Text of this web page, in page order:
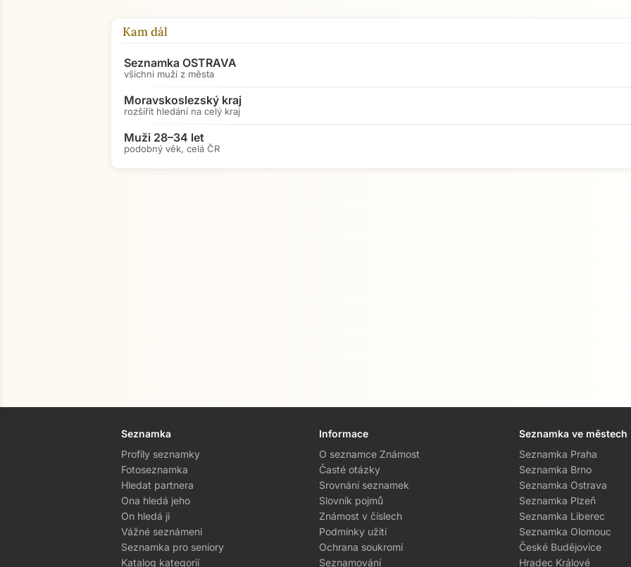
Kam dál
Seznamka OSTRAVA
všichni muži z města
Moravskoslezský kraj
rozšířit hledání na celý kraj
Muži 28–34 let
podobný věk, celá ČR
Seznamka
Profily seznamky
Fotoseznamka
Hledat partnera
Ona hledá jeho
On hledá ji
Vážné seznámení
Seznamka pro seniory
Katalog kategorií
Informace
O seznamce Známost
Časté otázky
Srovnání seznamek
Slovník pojmů
Známost v číslech
Podmínky užití
Ochrana soukromí
Seznamování
Seznamka ve městech
Seznamka Praha
Seznamka Brno
Seznamka Ostrava
Seznamka Plzeň
Seznamka Liberec
Seznamka Olomouc
České Budějovice
Hradec Králové